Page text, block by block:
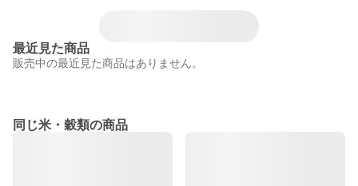
最近見た商品
販売中の最近見た商品はありません。
同じ米・穀類の商品